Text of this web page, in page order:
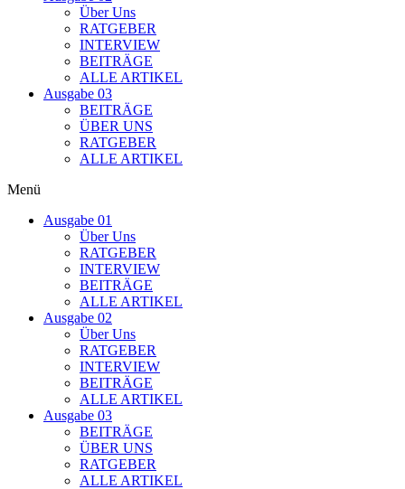
Über Uns
RATGEBER
INTERVIEW
BEITRÄGE
ALLE ARTIKEL
Ausgabe 03
BEITRÄGE
ÜBER UNS
RATGEBER
ALLE ARTIKEL
Menü
Ausgabe 01
Über Uns
RATGEBER
INTERVIEW
BEITRÄGE
ALLE ARTIKEL
Ausgabe 02
Über Uns
RATGEBER
INTERVIEW
BEITRÄGE
ALLE ARTIKEL
Ausgabe 03
BEITRÄGE
ÜBER UNS
RATGEBER
ALLE ARTIKEL